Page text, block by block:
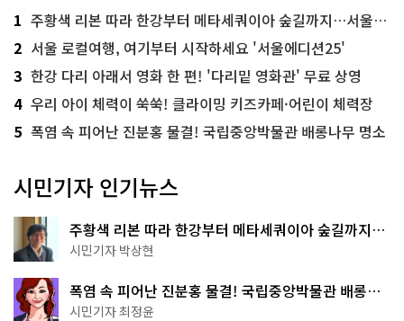
1 주황색 리본 따라 한강부터 메타세쿼이아 숲길까지…서울둘레길 15코스
2 서울 로컬여행, 여기부터 시작하세요 '서울에디션25'
3 한강 다리 아래서 영화 한 편! '다리밑 영화관' 무료 상영
4 우리 아이 체력이 쑥쑥! 클라이밍 키즈카페·어린이 체력장
5 폭염 속 피어난 진분홍 물결! 국립중앙박물관 배롱나무 명소
시민기자 인기뉴스
주황색 리본 따라 한강부터 메타세쿼이아 숲길까지…
서울둘레길 15코스
시민기자 박상현
폭염 속 피어난 진분홍 물결! 국립중앙박물관 배롱나
무 명소
시민기자 최정윤